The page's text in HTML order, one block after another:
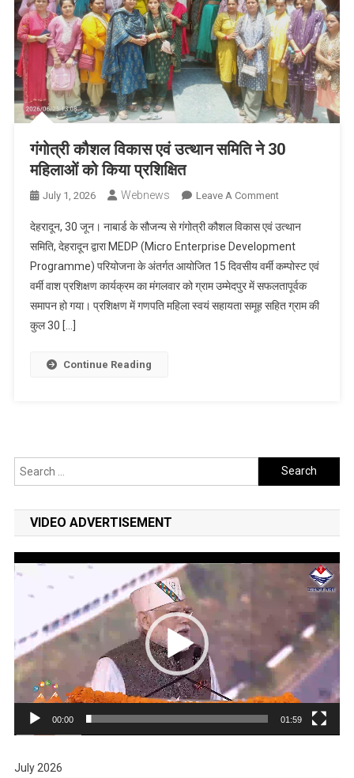
गंगोत्री कौशल विकास एवं उत्थान समिति ने 30
महिलाओं को किया प्रशिक्षित
July 1, 2026 Webnews Leave A CommentOn
कौशल
विकास
एवं
उत्थान
समिति
देहरादून, 30 जून। नाबार्ड के सौजन्य से गंगोत्री कौशल विकास एवं उत्थान
समिति, देहरादून द्वारा MEDP (Micro Enterprise Development
Programme) परियोजना के अंतर्गत आयोजित 15 दिवसीय वर्मी कम्पोस्ट एवं
वर्मी वाश प्रशिक्षण कार्यक्रम का मंगलवार को ग्राम उम्मेदपुर में सफलतापूर्वक
समापन हो गया। प्रशिक्षण में गणपति महिला स्वयं सहायता समूह सहित ग्राम की
कुल 30 […]
Continue Reading
Search
for:
VIDEO ADVERTISEMENT
Video
00:00 01:59
July 2026